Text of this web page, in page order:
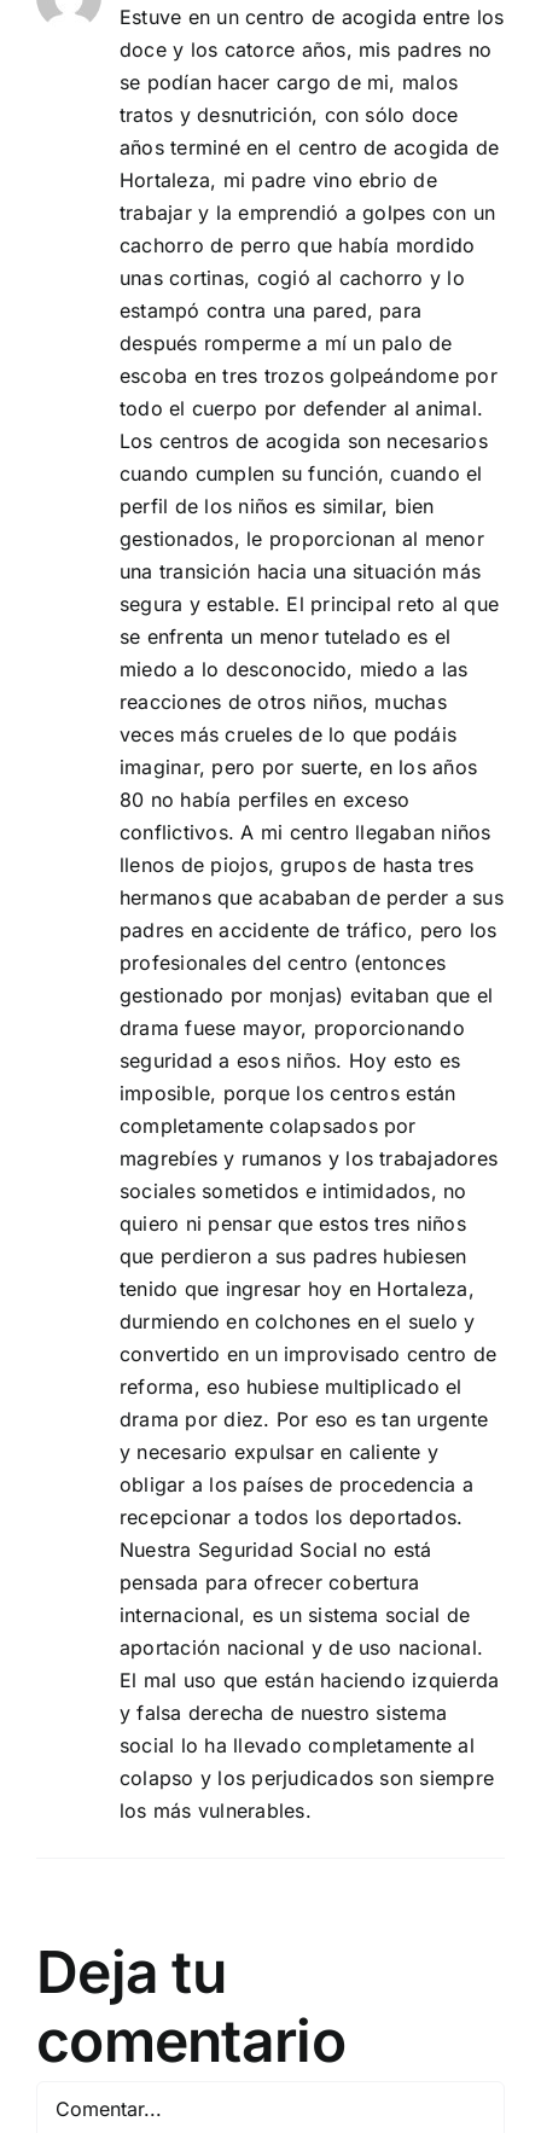
Estuve en un centro de acogida entre los
doce y los catorce años, mis padres no
se podían hacer cargo de mi, malos
tratos y desnutrición, con sólo doce
años terminé en el centro de acogida de
Hortaleza, mi padre vino ebrio de
trabajar y la emprendió a golpes con un
cachorro de perro que había mordido
unas cortinas, cogió al cachorro y lo
estampó contra una pared, para
después romperme a mí un palo de
escoba en tres trozos golpeándome por
todo el cuerpo por defender al animal.
Los centros de acogida son necesarios
cuando cumplen su función, cuando el
perfil de los niños es similar, bien
gestionados, le proporcionan al menor
una transición hacia una situación más
segura y estable. El principal reto al que
se enfrenta un menor tutelado es el
miedo a lo desconocido, miedo a las
reacciones de otros niños, muchas
veces más crueles de lo que podáis
imaginar, pero por suerte, en los años
80 no había perfiles en exceso
conflictivos. A mi centro llegaban niños
llenos de piojos, grupos de hasta tres
hermanos que acababan de perder a sus
padres en accidente de tráfico, pero los
profesionales del centro (entonces
gestionado por monjas) evitaban que el
drama fuese mayor, proporcionando
seguridad a esos niños. Hoy esto es
imposible, porque los centros están
completamente colapsados por
magrebíes y rumanos y los trabajadores
sociales sometidos e intimidados, no
quiero ni pensar que estos tres niños
que perdieron a sus padres hubiesen
tenido que ingresar hoy en Hortaleza,
durmiendo en colchones en el suelo y
convertido en un improvisado centro de
reforma, eso hubiese multiplicado el
drama por diez. Por eso es tan urgente
y necesario expulsar en caliente y
obligar a los países de procedencia a
recepcionar a todos los deportados.
Nuestra Seguridad Social no está
pensada para ofrecer cobertura
internacional, es un sistema social de
aportación nacional y de uso nacional.
El mal uso que están haciendo izquierda
y falsa derecha de nuestro sistema
social lo ha llevado completamente al
colapso y los perjudicados son siempre
los más vulnerables.
Deja tu
comentario